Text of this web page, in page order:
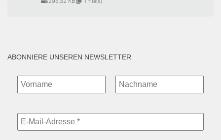
ABONNIERE UNSEREN NEWSLETTER